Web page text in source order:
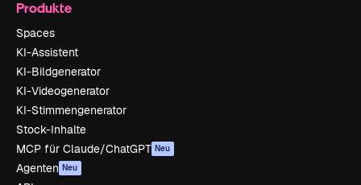
Produkte
Spaces
KI-Assistent
KI-Bildgenerator
KI-Videogenerator
KI-Stimmengenerator
Stock-Inhalte
MCP für Claude/ChatGPT Neu
Agenten Neu